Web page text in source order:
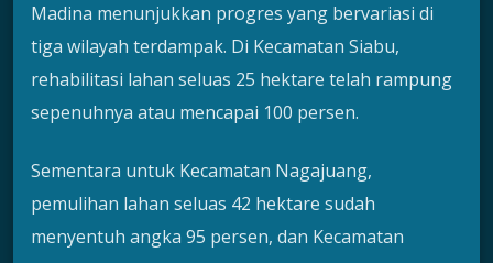
Madina menunjukkan progres yang bervariasi di
tiga wilayah terdampak. Di Kecamatan Siabu,
rehabilitasi lahan seluas 25 hektare telah rampung
sepenuhnya atau mencapai 100 persen.
Sementara untuk Kecamatan Nagajuang,
pemulihan lahan seluas 42 hektare sudah
menyentuh angka 95 persen, dan Kecamatan